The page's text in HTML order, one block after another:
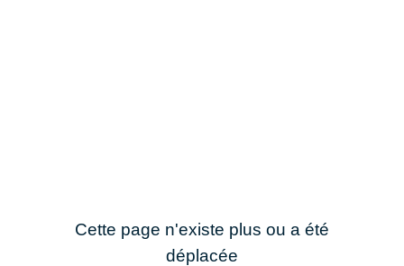
Cette page n'existe plus ou a été
déplacée